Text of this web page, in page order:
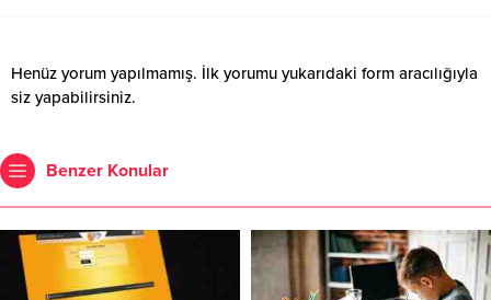
Henüz yorum yapılmamış. İlk yorumu yukarıdaki form aracılığıyla
siz yapabilirsiniz.
Benzer Konular